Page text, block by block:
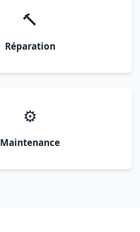
🔨
Réparation
⚙️
Maintenance